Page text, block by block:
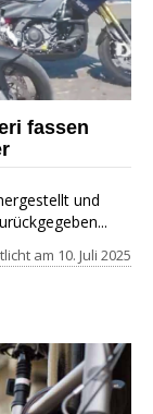
fassen
und
am 10. Juli 2025